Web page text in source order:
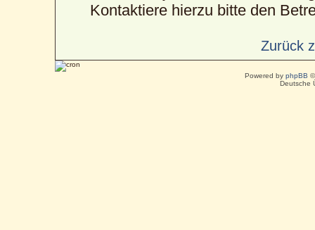
Kontaktiere hierzu bitte den
Zurück
Powered by phpBB
Deutsche